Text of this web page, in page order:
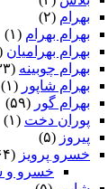
بهرام (۲)
بهرام بهرام (۱)
بهرام بهرامیان‏
بهرام چوبینه (۳۳)
بهرام شاپور (۱)
بهرام گور (۵۹)
پوران دخت (۱)
پیروز (۵)
خسرو پرویز (۶۴)
خسرو و